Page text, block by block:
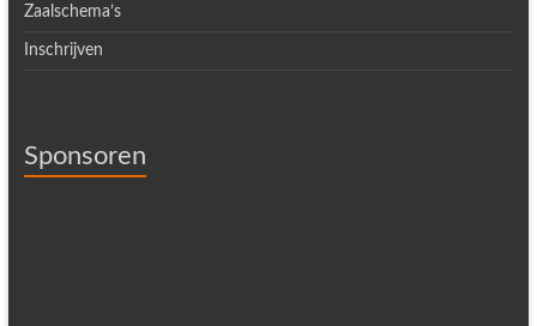
Zaalschema’s
Inschrijven
Sponsoren